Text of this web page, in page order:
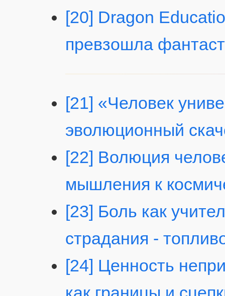
[20] Dragon
превзошла
[21] «Человек
эволюционный
[22] Волюция
мышления к
[23] Боль как
страдания -
[24] Ценность